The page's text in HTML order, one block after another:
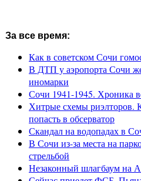
За все время:
Как в советском Сочи
В ДТП у аэропорта Сочи
иномарки
Сочи 1941-1945. Хроника
Хитрые схемы риэлторов.
попасть в обсерватор
Скандал на водопадах в
В Сочи из-за места на
стрельбой
Незаконный шлагбаум на